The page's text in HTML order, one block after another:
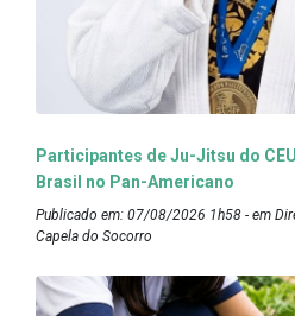
Participantes de Ju-Jitsu do
Brasil no Pan-Americano
Publicado em: 07/08/2026 1h58 - em
Capela do Socorro